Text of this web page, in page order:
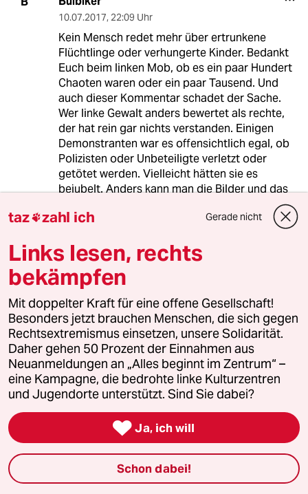
10.07.2017, 22:09 Uhr
Kein Mensch redet mehr über ertrunkene
Flüchtlinge oder verhungerte Kinder. Bedankt
Euch beim linken Mob, ob es ein paar Hundert
Chaoten waren oder ein paar Tausend. Und
auch dieser Kommentar schadet der Sache.
Wer linke Gewalt anders bewertet als rechte,
der hat rein gar nichts verstanden. Einigen
Demonstranten war es offensichtlich egal, ob
Polizisten oder Unbeteiligte verletzt oder
getötet werden. Vielleicht hätten sie es
bejubelt. Anders kann man die Bilder und das
Verhalten nicht interpretieren. Wer mit Steinen
auf die Köpfe von "Bullen" zielt, nimmt Opfer in
Flüchtlingsunterkünfte anzünden, muss mir
Herr Jakob erklären.
CW cursed with a brain
11.07.2017,13:49 Uhr
@Bulbiker:
Es ist ja auch noch nie ein Rechter
gewaltätig gegen Polizisten
war da was?
Es hat ja auch noch nie ein Rechter
auf unbewaffnete Zivilisten gezielt
oder gar geschossen... Äh... Utoya,
taz zahl ich Gerade nicht
Links lesen, rechts
bekämpfen
Mit doppelter Kraft für eine offene Gesellschaft!
Besonders jetzt brauchen Menschen, die sich gegen
Rechtsextremismus einsetzen, unsere Solidarität.
Daher gehen 50 Prozent der Einnahmen aus
Neuanmeldungen an „Alles beginnt im Zentrum“ –
eine Kampagne, die bedrohte linke Kulturzentren
und Jugendorte unterstützt. Sind Sie dabei?
 Ja, ich will
Schon dabei!